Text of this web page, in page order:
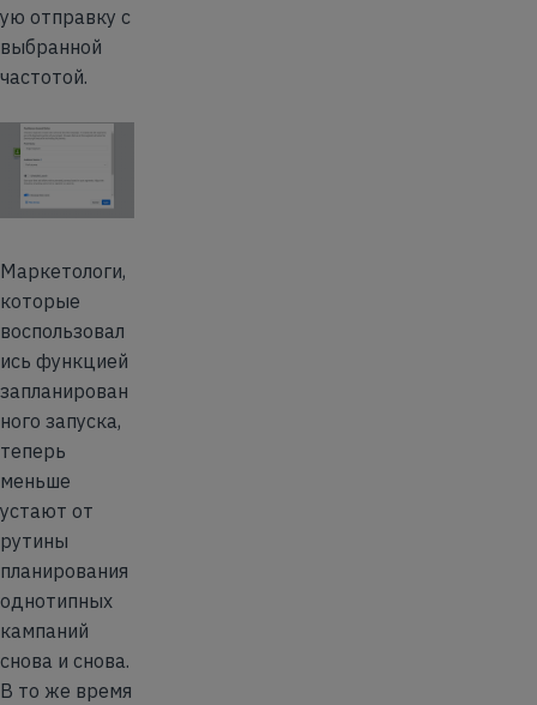
ую отправку с
выбранной
частотой.
Маркетологи,
которые
воспользовал
ись функцией
запланирован
ного запуска,
теперь
меньше
устают от
рутины
планирования
однотипных
кампаний
снова и снова.
В то же время